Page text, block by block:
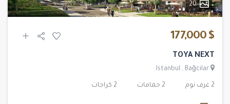
20
$ 177,000
TOYA NEXT
Istanbul , Bağcilar
2 غرف نوم 2 حمامات 2 كراجات